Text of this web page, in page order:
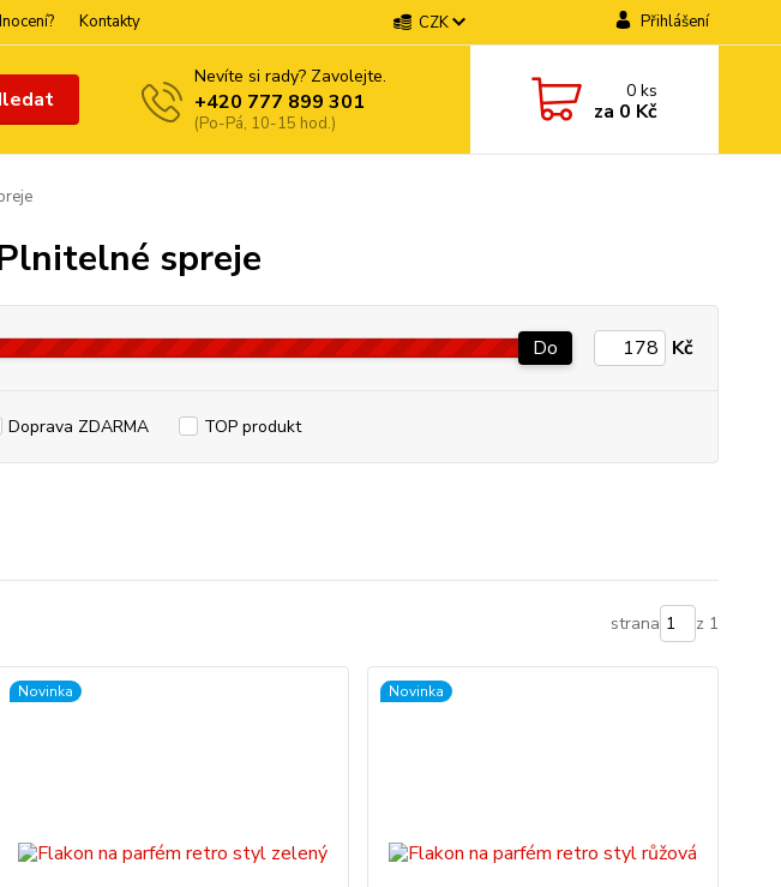
Kontakty CZK Přihlášení
Nevíte si rady? Zavolejte.
+420 777 899 301
(Po-Pá, 10-15 hod.)
0ks
za 0 Kč
spreje
Do Kč
Doprava ZDARMA TOP produkt
strana z 1
Novinka Novinka